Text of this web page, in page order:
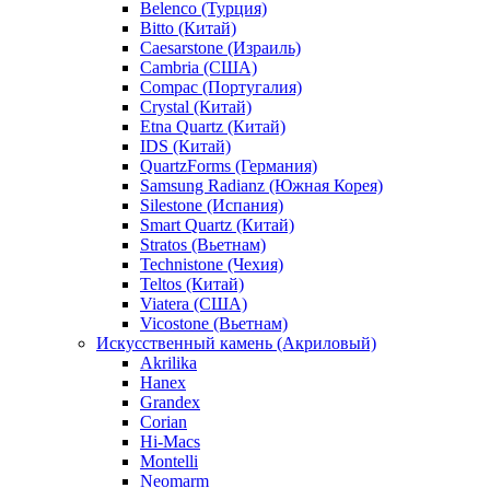
Belenco (Турция)
Bitto (Китай)
Caesarstone (Израиль)
Cambria (США)
Compac (Португалия)
Crystal (Китай)
Etna Quartz (Китай)
IDS (Китай)
QuartzForms (Германия)
Samsung Radianz (Южная Корея)
Silestone (Испания)
Smart Quartz (Китай)
Stratos (Вьетнам)
Technistone (Чехия)
Teltos (Китай)
Viatera (США)
Vicostone (Вьетнам)
Искусственный камень (Акриловый)
Akrilika
Hanex
Grandex
Corian
Hi-Macs
Montelli
Neomarm